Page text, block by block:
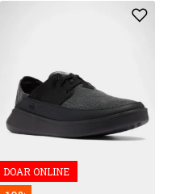
DOAR ONLINE